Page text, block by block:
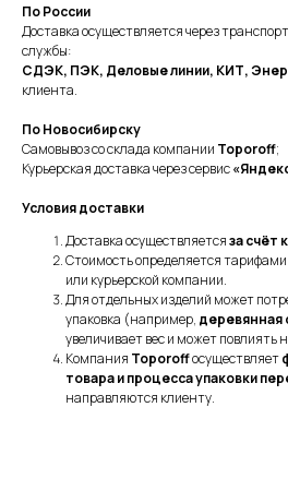
По России
Доставка осуществляется через
службы:
СДЭК, ПЭК, Деловые линии, КИТ,
клиента.
По Новосибирску
Самовывоз со склада компании Toporoff;
Курьерская доставка через сервис
Условия доставки
Доставка осуществляетсяза счёт
Стоимость определяется
или курьерской компании.
Для отдельных изделий может
упаковка (например, деревянная
увеличивает вес и может повлиять
Компания Toporoffосуществляет
товара и процесса упаковки
направляются клиенту.